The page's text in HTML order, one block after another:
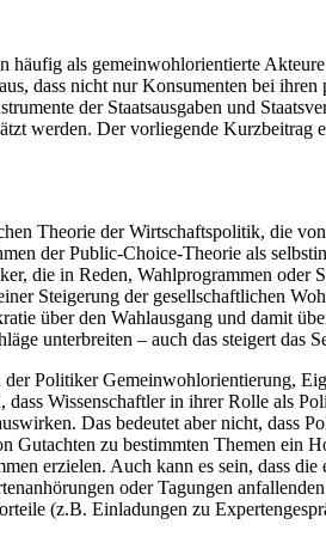
als gemeinwohlorientierte
dass nicht nur Konsumenten bei
der Staatsausgaben und
werden. Der vorliegende
Theorie der Wirtschaftspolitik, die
der Public-Choice-Theorie als
die in Reden, Wahlprogrammen oder
Steigerung der gesellschaftlichen
über den Wahlausgang und damit
unterbreiten – auch das steigert das
Politiker Gemeinwohlorientierung,
Wissenschaftler in ihrer Rolle als
Das bedeutet aber nicht, dass
zu bestimmten Themen ein
erzielen. Auch kann es sein, dass
oder Tagungen
(z.B. Einladungen zu